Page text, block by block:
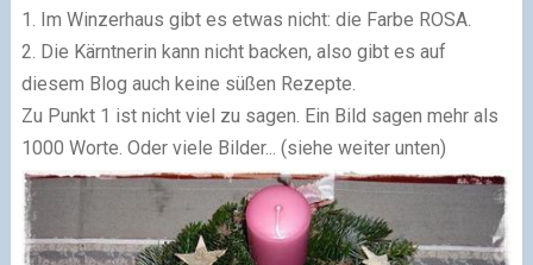
1. Im Winzerhaus gibt es etwas nicht: die Farbe ROSA.
2. Die Kärntnerin kann nicht backen, also gibt es auf
diesem Blog auch keine süßen Rezepte.
Zu Punkt 1 ist nicht viel zu sagen. Ein Bild sagen mehr als
1000 Worte. Oder viele Bilder... (siehe weiter unten)